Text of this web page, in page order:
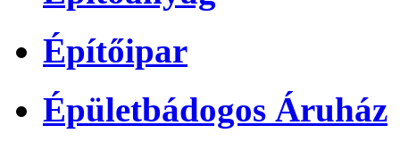
Építőipar
Épületbádogos Áruház